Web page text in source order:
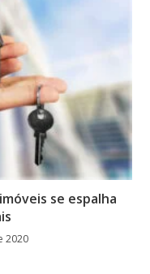
se espalha
2020